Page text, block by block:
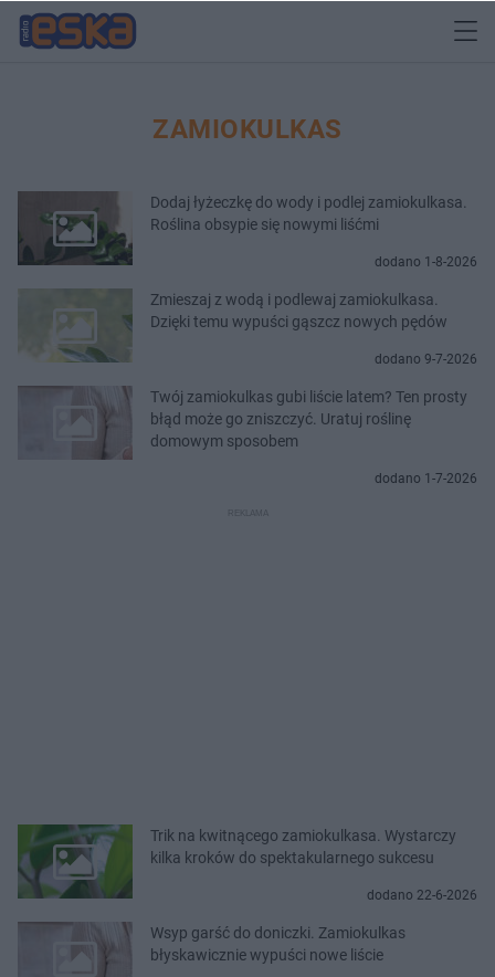
ZAMIOKULKAS
Dodaj łyżeczkę do wody i podlej zamiokulkasa.
Roślina obsypie się nowymi liśćmi
dodano 1-8-2026
Zmieszaj z wodą i podlewaj zamiokulkasa.
Dzięki temu wypuści gąszcz nowych pędów
dodano 9-7-2026
Twój zamiokulkas gubi liście latem? Ten prosty
błąd może go zniszczyć. Uratuj roślinę
domowym sposobem
dodano 1-7-2026
Trik na kwitnącego zamiokulkasa. Wystarczy
kilka kroków do spektakularnego sukcesu
dodano 22-6-2026
Wsyp garść do doniczki. Zamiokulkas
błyskawicznie wypuści nowe liście